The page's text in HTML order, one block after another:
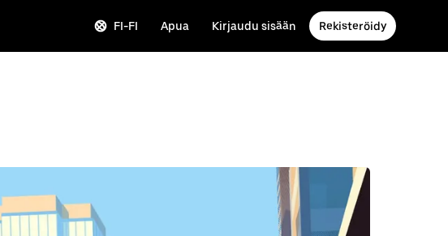
FI-FI Apua Kirjaudu sisään Rekisteröidy